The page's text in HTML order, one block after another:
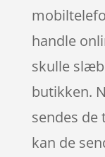
handle
skulle
butikken.
sendes de
kan de